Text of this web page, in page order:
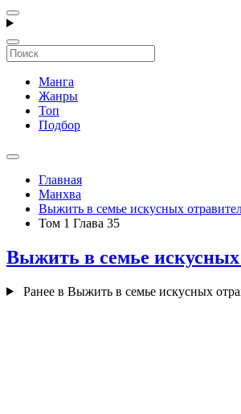
Манга
Жанры
Топ
Подбор
Главная
Манхва
Выжить в семье искусных
Том 1 Глава 35
Выжить в семье искусных
Ранее в Выжить в семье искусных